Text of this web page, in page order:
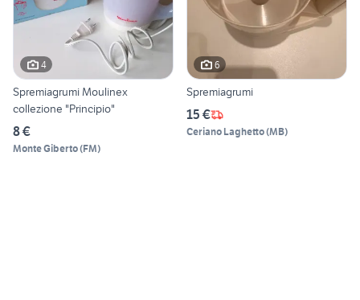
4
Spremiagrumi Moulinex
collezione "Principio"
8 €
Monte Giberto(FM)
6
Spremiagrumi
15 €
Ceriano Laghetto(MB)